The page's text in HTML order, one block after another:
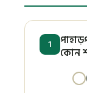
1
কোন